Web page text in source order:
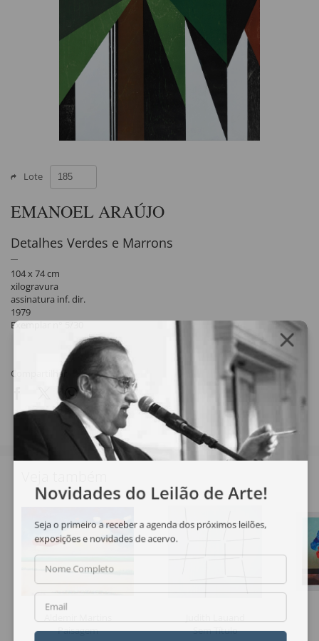
Lote
EMANOEL ARAÚJO
Detalhes Verdes e Marrons
104 x 74 cm
xilogravura
assinatura inf. dir.
1979
Exemplar n° 5/30
Compartilhar
Paisagem
Sem Título
Novidades do Leilão de Arte!
Seja o primeiro a receber a agenda dos próximos leilões,
exposições e novidades de acervo.
Nome Completo
Email